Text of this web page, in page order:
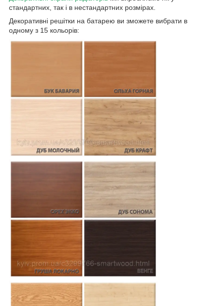
стандартних, так і в нестандартних розмірах.
Декоративні решітки на батарею ви зможете вибрати в
одному з 15 кольорів: